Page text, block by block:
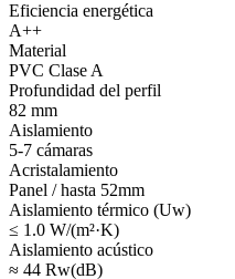
Eficiencia energética
A++
Material
PVC Clase A
Profundidad del perfil
82 mm
Aislamiento
5-7 cámaras
Acristalamiento
Panel / hasta 52mm
Aislamiento térmico (Uw)
≤ 1.0 W/(m²·K)
Aislamiento acústico
≈ 44 Rw(dB)